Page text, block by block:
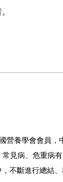
營養學會會員
見病、危重病
不斷進行總結、